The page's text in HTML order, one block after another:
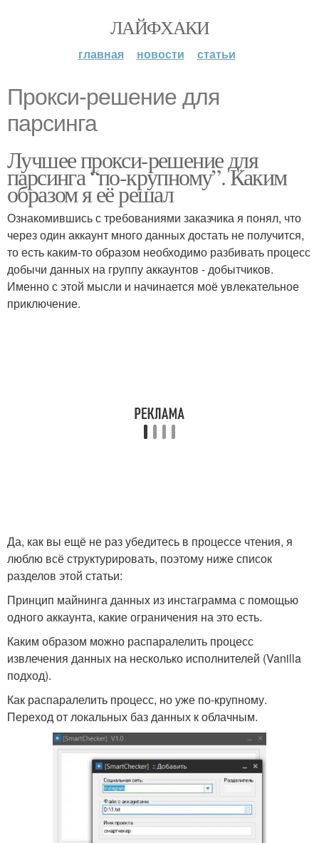
ЛАЙФХАКИ
главная новости статьи
Прокси-решение для
парсинга
Лучшее прокси-решение для
парсинга “по-крупному”. Каким
образом я её решал
Ознакомившись с требованиями заказчика я понял, что
через один аккаунт много данных достать не получится,
то есть каким-то образом необходимо разбивать процесс
добычи данных на группу аккаунтов - добытчиков.
Именно с этой мысли и начинается моё увлекательное
приключение.
Да, как вы ещё не раз убедитесь в процессе чтения, я
люблю всё структурировать, поэтому ниже список
разделов этой статьи:
Принцип майнинга данных из инстаграмма с помощью
одного аккаунта, какие ограничения на это есть.
Каким образом можно распаралелить процесс
извлечения данных на несколько исполнителей (Vanilla
подход).
Как распаралелить процесс, но уже по-крупному.
Переход от локальных баз данных к облачным.